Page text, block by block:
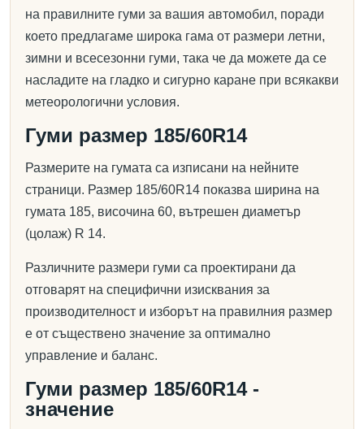
на правилните гуми за вашия автомобил, поради
което предлагаме широка гама от размери летни,
зимни и всесезонни гуми, така че да можете да се
насладите на гладко и сигурно каране при всякакви
метеорологични условия.
Гуми размер 185/60R14
Размерите на гумата са изписани на нейните
страници. Размер 185/60R14 показва ширина на
гумата 185, височина 60, вътрешен диаметър
(цолаж) R 14.
Различните размери гуми са проектирани да
отговарят на специфични изисквания за
производителност и изборът на правилния размер
е от съществено значение за оптимално
управление и баланс.
Гуми размер 185/60R14 -
значение